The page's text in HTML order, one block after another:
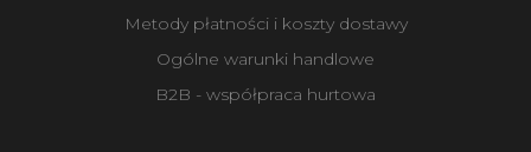
Metody płatności i koszty dostawy
Ogólne warunki handlowe
B2B - współpraca hurtowa